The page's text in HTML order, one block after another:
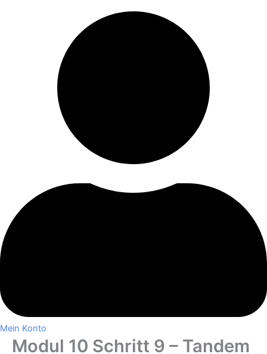
Mein Konto
Modul 10 Schritt 9 – Tandem